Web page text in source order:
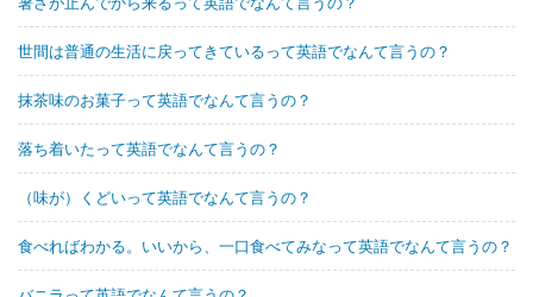
世間は普通の生活に戻ってきているって英語でなんて言うの？
抹茶味のお菓子って英語でなんて言うの？
落ち着いたって英語でなんて言うの？
（味が）くどいって英語でなんて言うの？
食べればわかる。いいから、一口食べてみなって英語でなんて言うの？